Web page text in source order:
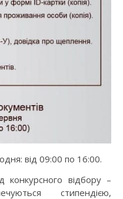
від 09:00 по 16:00.
конкурсного відбору –
стипендією,